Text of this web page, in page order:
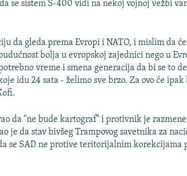
se sistem S-400 vidi na nekoj vojnoj vežbi
da gleda prema Evropi i NATO, i mislim da
bolja u evropskoj zajednici nego u
vreme i smena generacija da bi se to
idu 24 sata - želimo sve brzo. Za ovo će
da "ne bude kartograf" i protivnik je
je da stav bivšeg Trampovog savetnika za
se SAD ne protive teritorijalnim korekcijama